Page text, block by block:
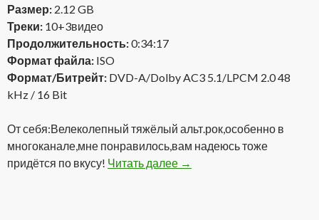
Размер: 2.12 GB
Треки: 10+3видео
Продолжительность:0:34:17
Формат файла: ISO
Формат/Битрейт: DVD-A/Dolby AC3 5.1/LPCM 2.0 48
kHz / 16 Bit
От себя:Велеколепный тяжёлый альт.рок,особенно в
многоканале,мне понравилось,вам надеюсь тоже
придётся по вкусу! Читать далее Crossfade – Crossfade
→